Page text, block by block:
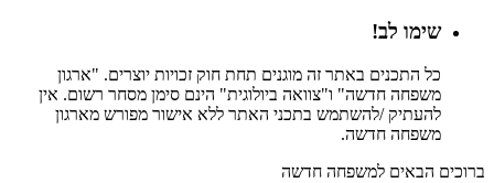
שימו לב!
כל התכנים באתר זה מוגנים תחת חוק זכויות יוצרים. "ארגון
משפחה חדשה" ו"צוואה ביולוגית" הינם סימן מסחר רשום. אין
להעתיק /להשתמש בתכני האתר ללא אישור מפורש מארגון
משפחה חדשה.
ברוכים הבאים למשפחה חדשה